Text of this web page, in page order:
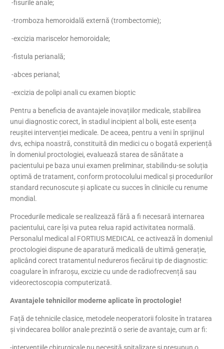
-fisurile anale;
-tromboza hemoroidală externă (trombectomie);
-excizia mariscelor hemoroidale;
-fistula perianală;
-abces perianal;
-excizia de polipi anali cu examen bioptic
Pentru a beneficia de avantajele inovațiilor medicale, stabilirea
unui diagnostic corect, în stadiul incipient al bolii, este esența
reușitei intervenției medicale. De aceea, pentru a veni în sprijinul
dvs, echipa noastră, constituită din medici cu o bogată experiență
în domeniul proctologiei, evaluează starea de sănătate a
pacientului pe baza unui examen preliminar, stabilindu-se soluția
optimă de tratament, conform protocolului medical și procedurilor
standard recunoscute și aplicate cu succes în clinicile cu renume
mondial.
Procedurile medicale se realizează fără a fi necesară internarea
pacientului, care își va putea relua rapid activitatea normală.
Personalul medical al FORTIUS MEDICAL ce activează în domeniul
proctologiei dispune de aparatură medicală de ultimă generație,
aplicând corect tratamentul nedureros fiecărui tip de diagnostic:
coagulare în infraroșu, excizie cu unde de radiofrecvență sau
videorectoscopia computerizată.
Avantajele tehnicilor moderne aplicate în proctologie!
Față de tehnicile clasice, metodele neoperatorii folosite în tratarea
și vindecarea bolilor anale prezintă o serie de avantaje, cum ar fi:
-intervențiile chirurgicale nu necesită spitalizare și presupun o